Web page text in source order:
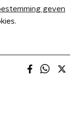
geven